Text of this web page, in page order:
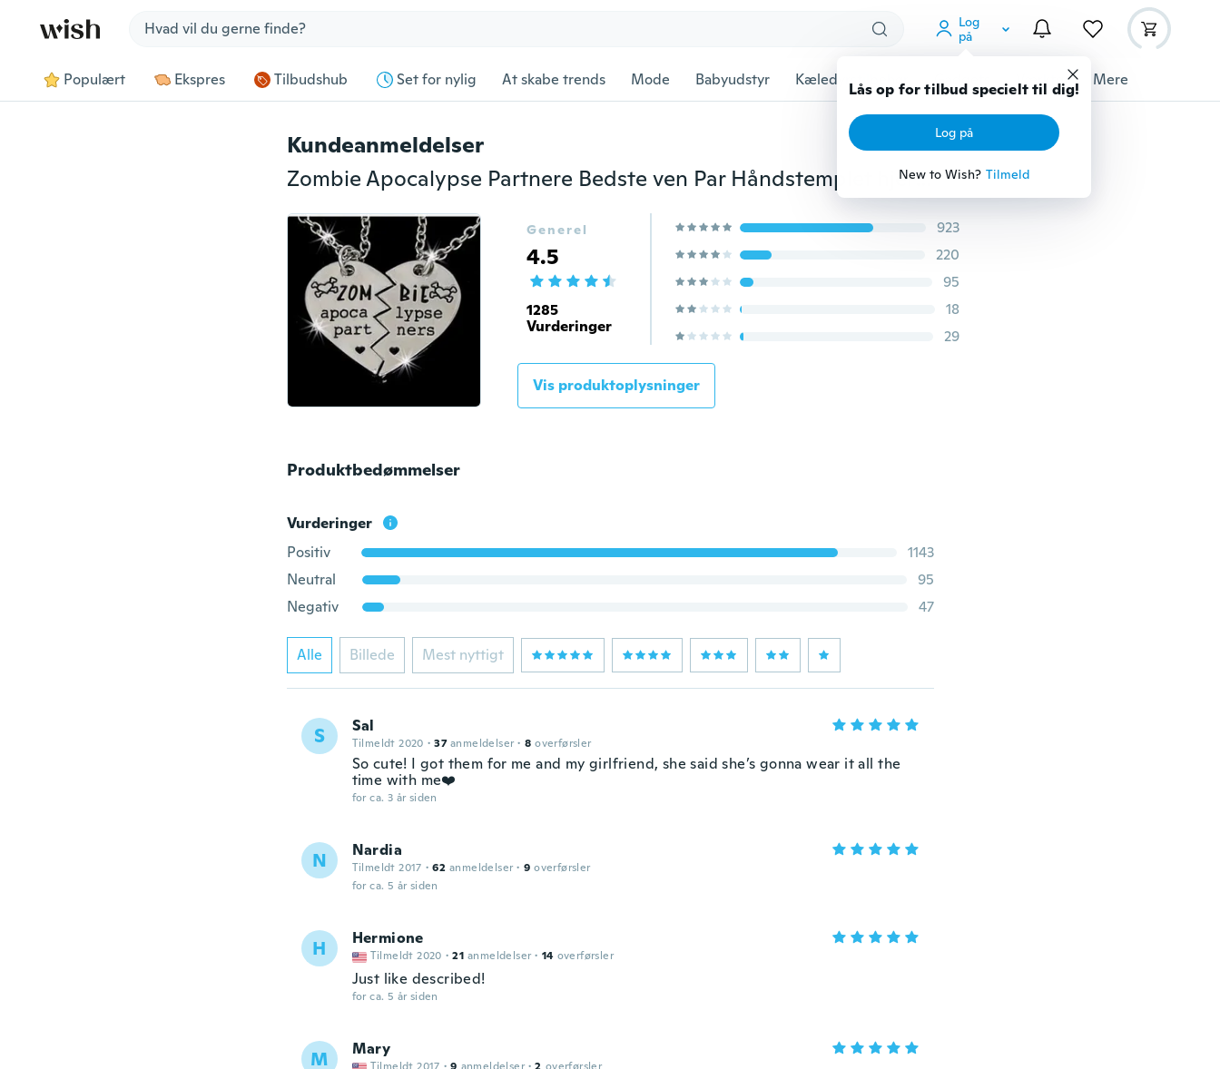
Log
på
Lås op for tilbud specielt til dig!
Log på
New to Wish? Tilmeld
Populært Ekspres Tilbudshub Set for nylig At skabe trends Mode Babyudstyr Kæledyrstilbehør Gadgets Værktøj Mere
Kundeanmeldelser
Zombie Apocalypse Partnere Bedste ven Par Håndstemplet hjertekæde
Generel
4.5
1285
Vurderinger
923
220
95
18
29
Vis produktoplysninger
Produktbedømmelser
Vurderinger
Positiv
1143
Neutral
95
Negativ
47
Alle Billede Mest nyttigt
S Sal
Tilmeldt 2020 · 37 anmeldelser · 8 overførsler
So cute! I got them for me and my girlfriend, she said she’s gonna wear it all the
time with me❤️
for ca. 3 år siden
N Nardia
Tilmeldt 2017 · 62 anmeldelser · 9 overførsler
for ca. 5 år siden
H Hermione
Tilmeldt 2020 · 21 anmeldelser · 14 overførsler
Just like described!
for ca. 5 år siden
M Mary